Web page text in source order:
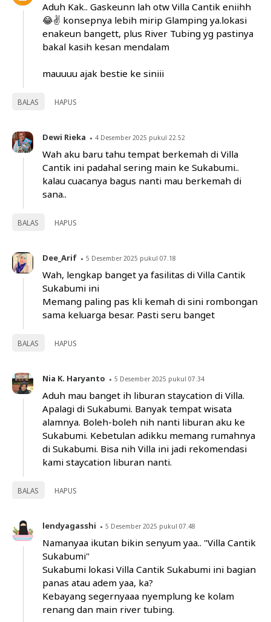
Aduh Kak.. Gaskeunn lah otw Villa Cantik eniihh
😂✌️ konsepnya lebih mirip Glamping ya.lokasi
enakeun bangett, plus River Tubing yg pastinya
bakal kasih kesan mendalam
mauuuu ajak bestie ke siniii
BALAS HAPUS
Dewi Rieka 4 Desember 2025 pukul 22.52
Wah aku baru tahu tempat berkemah di Villa
Cantik ini padahal sering main ke Sukabumi..
kalau cuacanya bagus nanti mau berkemah di
sana..
BALAS HAPUS
Dee_Arif 5 Desember 2025 pukul 07.18
Wah, lengkap banget ya fasilitas di Villa Cantik
Sukabumi ini
Memang paling pas kli kemah di sini rombongan
sama keluarga besar. Pasti seru banget
BALAS HAPUS
Nia K. Haryanto 5 Desember 2025 pukul 07.34
Aduh mau banget ih liburan staycation di Villa.
Apalagi di Sukabumi. Banyak tempat wisata
alamnya. Boleh-boleh nih nanti liburan aku ke
Sukabumi. Kebetulan adikku memang rumahnya
di Sukabumi. Bisa nih Villa ini jadi rekomendasi
kami staycation liburan nanti.
BALAS HAPUS
lendyagasshi 5 Desember 2025 pukul 07.48
Namanyaa ikutan bikin senyum yaa.. "Villa Cantik
Sukabumi"
Sukabumi lokasi Villa Cantik Sukabumi ini bagian
panas atau adem yaa, ka?
Kebayang segernyaaa nyemplung ke kolam
renang dan main river tubing.